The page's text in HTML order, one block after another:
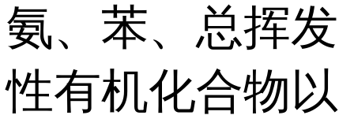
氨、苯、总挥发
性有机化合物以